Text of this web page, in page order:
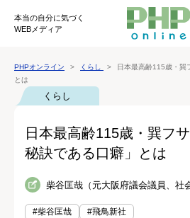
本当の自分に気づく
WEBメディア
PHPオンライン くらし
日本最高齢115歳・巽
とは
くらし
日本最高齢115歳・巽フ
秘訣である口癖」とは
柴谷匡哉（元大阪府議会議員、社
#柴谷匡哉 #飛鳥新社